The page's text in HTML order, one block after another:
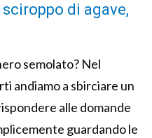
di agave,
semolato? Nel
andiamo a sbirciare un
alle domande
guardando le